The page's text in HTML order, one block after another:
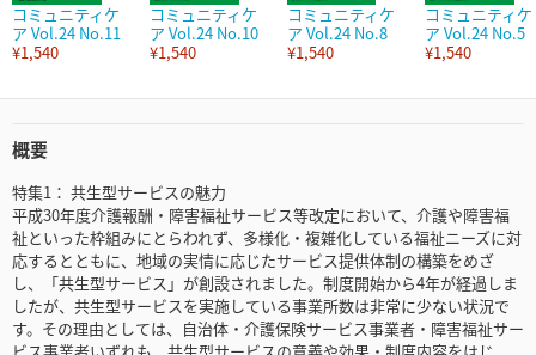
コミュニティケ
ア Vol.24 No.11
¥1,540
コミュニティケ
ア Vol.24 No.10
¥1,540
コミュニティケ
ア Vol.24 No.8
¥1,540
コミュニティケ
ア Vol.24 No.5
¥1,540
概要
特集1： 共生型サービスの魅力
平成30年度介護報酬・障害福祉サービス等改定において、介護や障害福
祉といった枠組みにとらわれず、多様化・複雑化している福祉ニーズに対
応するとともに、地域の実情に応じたサービス提供体制の構築をめざ
し、「共生型サービス」が創設されました。制度開始から4年が経過しま
したが、共生型サービスを実施している事業所数は非常に少ない状況で
す。その理由としては、自治体・介護保険サービス事業者・障害福祉サー